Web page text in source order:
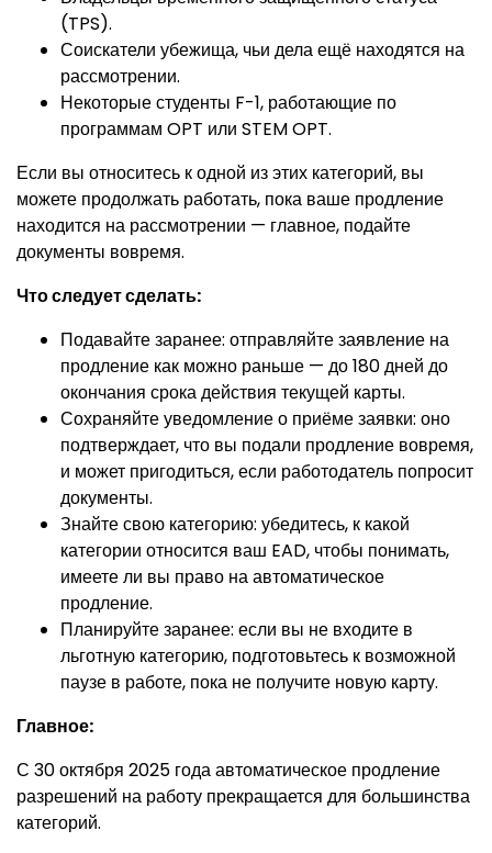
(TPS).
Соискатели убежища, чьи дела ещё находятся на
рассмотрении.
Некоторые студенты F-1, работающие по
программам OPT или STEM OPT.
Если вы относитесь к одной из этих категорий, вы
можете продолжать работать, пока ваше продление
находится на рассмотрении — главное, подайте
документы вовремя.
Что следует сделать:
Подавайте заранее: отправляйте заявление на
продление как можно раньше — до 180 дней до
окончания срока действия текущей карты.
Сохраняйте уведомление о приёме заявки: оно
подтверждает, что вы подали продление вовремя,
и может пригодиться, если работодатель попросит
документы.
Знайте свою категорию: убедитесь, к какой
категории относится ваш EAD, чтобы понимать,
имеете ли вы право на автоматическое
продление.
Планируйте заранее: если вы не входите в
льготную категорию, подготовьтесь к возможной
паузе в работе, пока не получите новую карту.
Главное:
С 30 октября 2025 года автоматическое продление
разрешений на работу прекращается для большинства
категорий.